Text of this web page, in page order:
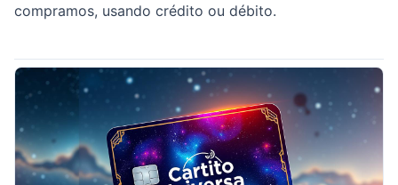
compramos, usando crédito ou débito.